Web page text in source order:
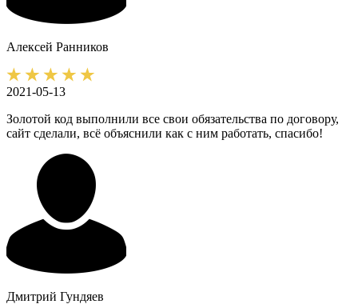
Алексей Ранников
2021-05-13
Золотой код выполнили все свои обязательства по договору,
сайт сделали, всё объяснили как с ним работать, спасибо!
Дмитрий Гундяев